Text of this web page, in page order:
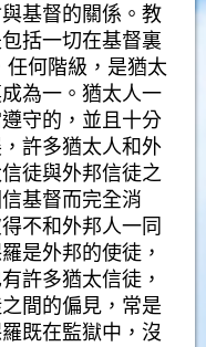
基督的關係。教
括一切在基督裏
任何階級，是猶太
為一。猶太人一
守的，並且十分
許多猶太人和外
徒與外邦信徒之
基督而完全消
不和外邦人一同
是外邦的使徒，
許多猶太信徒，
間的偏見，常是
既在監獄中，沒